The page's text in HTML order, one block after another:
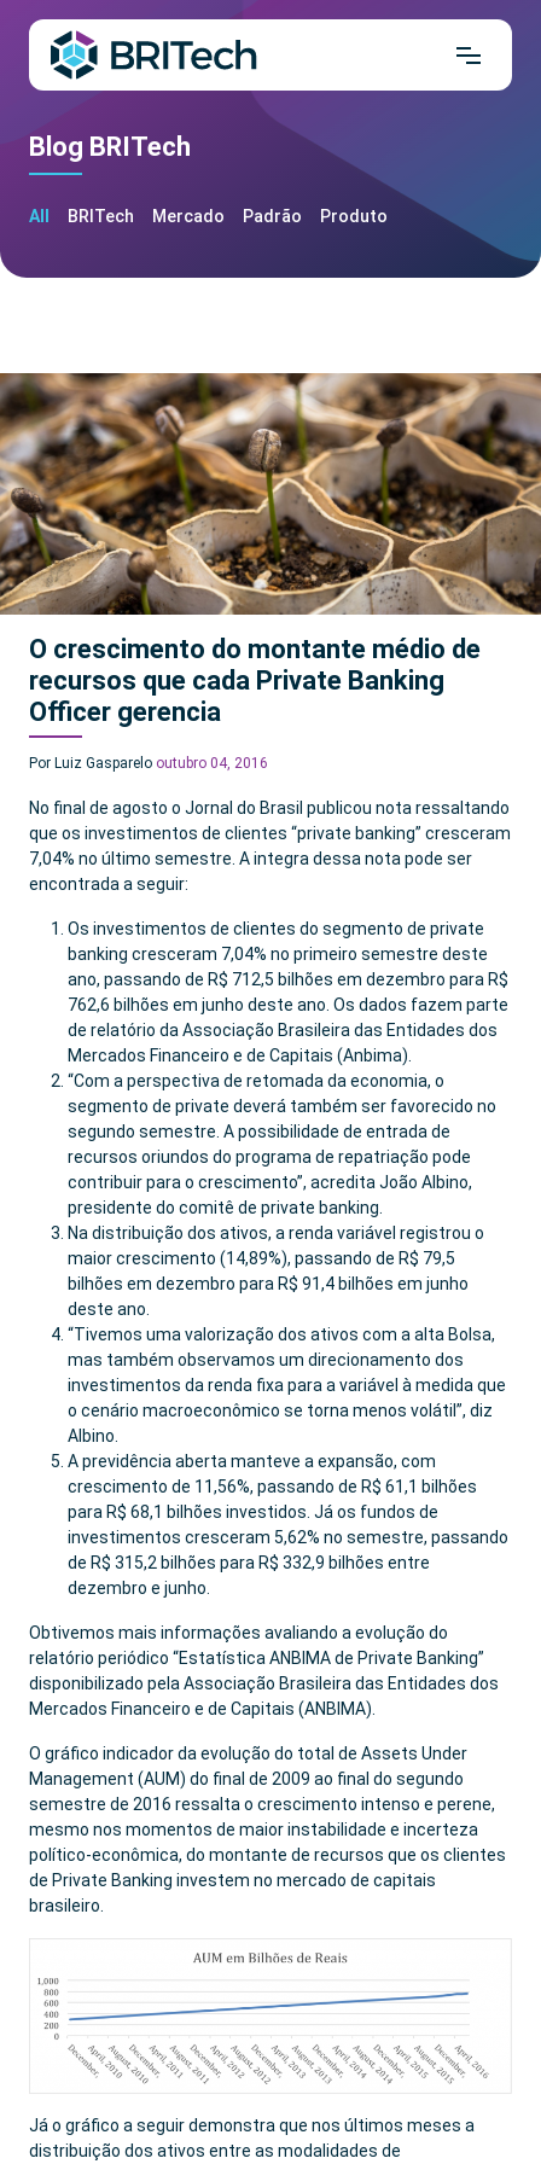
Blog BRITech
All BRITech Mercado Padrão Produto
O crescimento do montante médio de
recursos que cada Private Banking
Officer gerencia
Por Luiz Gasparelo outubro 04, 2016
No final de agosto o Jornal do Brasil publicou nota ressaltando
que os investimentos de clientes “private banking” cresceram
7,04% no último semestre. A integra dessa nota pode ser
encontrada a seguir:
Os investimentos de clientes do segmento de private
banking cresceram 7,04% no primeiro semestre deste
ano, passando de R$ 712,5 bilhões em dezembro para R$
762,6 bilhões em junho deste ano. Os dados fazem parte
de relatório da Associação Brasileira das Entidades dos
Mercados Financeiro e de Capitais (Anbima).
“Com a perspectiva de retomada da economia, o
segmento de private deverá também ser favorecido no
segundo semestre. A possibilidade de entrada de
recursos oriundos do programa de repatriação pode
contribuir para o crescimento”, acredita João Albino,
presidente do comitê de private banking.
Na distribuição dos ativos, a renda variável registrou o
maior crescimento (14,89%), passando de R$ 79,5
bilhões em dezembro para R$ 91,4 bilhões em junho
deste ano.
“Tivemos uma valorização dos ativos com a alta Bolsa,
mas também observamos um direcionamento dos
investimentos da renda fixa para a variável à medida que
o cenário macroeconômico se torna menos volátil”, diz
Albino.
A previdência aberta manteve a expansão, com
crescimento de 11,56%, passando de R$ 61,1 bilhões
para R$ 68,1 bilhões investidos. Já os fundos de
investimentos cresceram 5,62% no semestre, passando
de R$ 315,2 bilhões para R$ 332,9 bilhões entre
dezembro e junho.
Obtivemos mais informações avaliando a evolução do
relatório periódico “Estatística ANBIMA de Private Banking”
disponibilizado pela Associação Brasileira das Entidades dos
Mercados Financeiro e de Capitais (ANBIMA).
O gráfico indicador da evolução do total de Assets Under
Management (AUM) do final de 2009 ao final do segundo
semestre de 2016 ressalta o crescimento intenso e perene,
mesmo nos momentos de maior instabilidade e incerteza
político-econômica, do montante de recursos que os clientes
de Private Banking investem no mercado de capitais
brasileiro.
Já o gráfico a seguir demonstra que nos últimos meses a
distribuição dos ativos entre as modalidades de